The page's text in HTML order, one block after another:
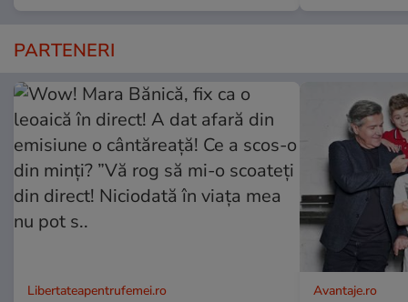
PARTENERI
Libertateapentrufemei.ro Avantaje.ro